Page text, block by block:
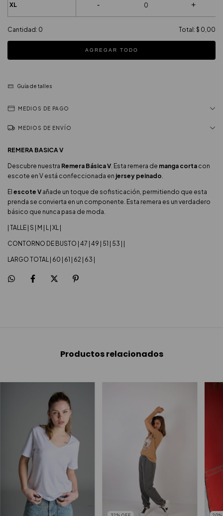
XL - +
Cantidad: 0 Total: $ 0,00
AGREGAR TODO
Guía de talles
MEDIOS DE PAGO
MEDIOS DE ENVÍO
REMERA BASICA V
Descubre nuestra Remera Básica V. Esta remera de manga corta con
escote en V está confeccionada en jersey peinado.
El escote V añade un toque de sofisticación, permitiendo que esta
prenda se convierta en un componente. Esta remera es un verdadero
básico que nunca pasa de moda.
| TALLE | S | M | L | XL |
CONTORNO DE BUSTO | 47 | 49 | 51 | 53 | |
LARGO TOTAL | 60 | 61 | 62 | 63 |
Productos relacionados